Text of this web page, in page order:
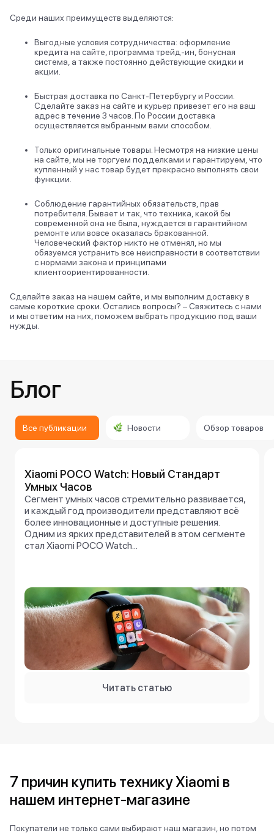
Среди наших преимуществ выделяются:
Выгодные условия сотрудничества: оформление
кредита на сайте, программа трейд-ин, бонусная
система, а также постоянно действующие скидки и
акции.
Быстрая доставка по Санкт-Петербургу и России.
Сделайте заказ на сайте и курьер привезет его на ваш
адрес в течение 3 часов. По России доставка
осуществляется выбранным вами способом.
Только оригинальные товары. Несмотря на низкие цены
на сайте, мы не торгуем подделками и гарантируем, что
купленный у нас товар будет прекрасно выполнять свои
функции.
Соблюдение гарантийных обязательств, прав
потребителя. Бывает и так, что техника, какой бы
современной она не была, нуждается в гарантийном
ремонте или вовсе оказалась бракованной.
Человеческий фактор никто не отменял, но мы
обязуемся устранить все неисправности в соответствии
с нормами закона и принципами
клиентоориентированности.
Сделайте заказ на нашем сайте, и мы выполним доставку в
самые короткие сроки. Остались вопросы? – Свяжитесь с нами
и мы ответим на них, поможем выбрать продукцию под ваши
нужды.
Блог
Все публикации Новости Обзор товаров
Xiaomi POCO Watch: Новый Стандарт
Умных Часов
Сегмент умных часов стремительно развивается,
и каждый год производители представляют всё
более инновационные и доступные решения.
Одним из ярких представителей в этом сегменте
стал Xiaomi POCO Watch...
Читать статью
7 причин купить технику Xiaomi в
нашем интернет-магазине
Покупатели не только сами выбирают наш магазин, но потом